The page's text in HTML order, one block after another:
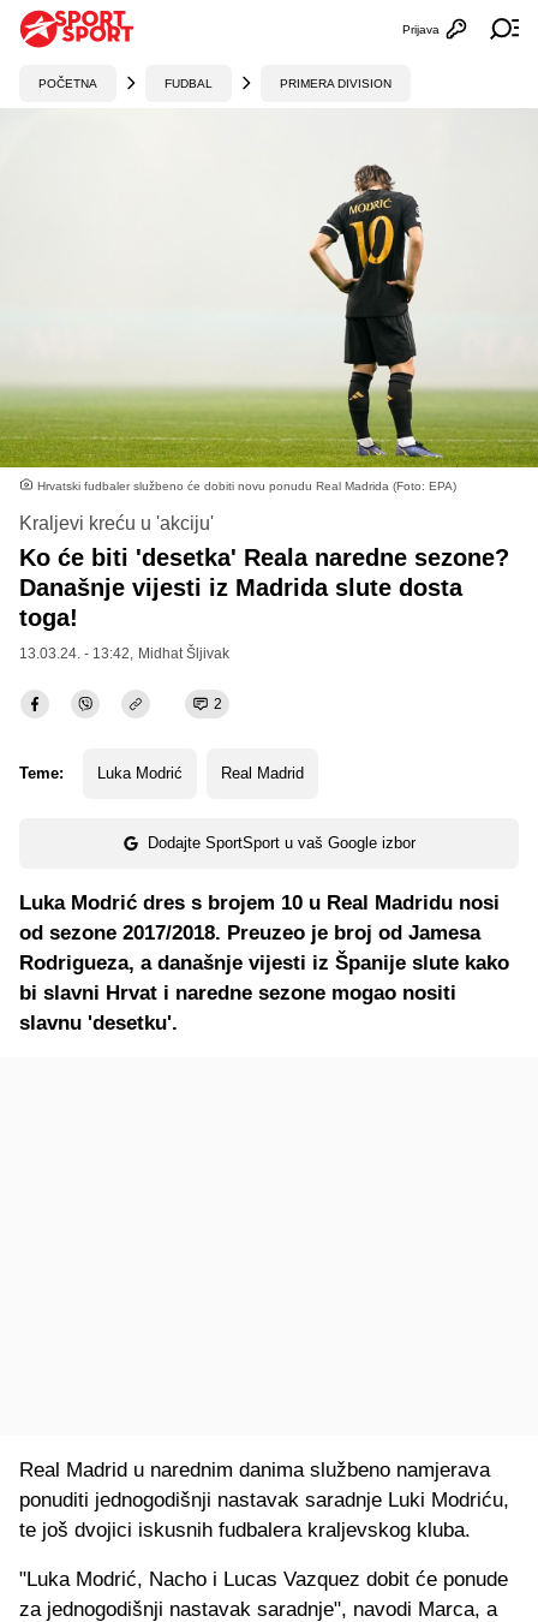
Otvori
Prijava
POČETNA FUDBAL PRIMERA DIVISION
Hrvatski fudbaler službeno će dobiti novu ponudu Real Madrida (Foto: EPA)
Kraljevi kreću u 'akciju'
Ko će biti 'desetka' Reala naredne sezone?
Današnje vijesti iz Madrida slute dosta
toga!
13.03.24. - 13:42, Midhat Šljivak
2
Teme: Luka Modrić Real Madrid
Dodajte SportSport u vaš Google izbor
Luka Modrić dres s brojem 10 u Real Madridu nosi
od sezone 2017/2018. Preuzeo je broj od Jamesa
Rodrigueza, a današnje vijesti iz Španije slute kako
bi slavni Hrvat i naredne sezone mogao nositi
slavnu 'desetku'.
Real Madrid u narednim danima službeno namjerava
ponuditi jednogodišnji nastavak saradnje Luki Modriću,
te još dvojici iskusnih fudbalera kraljevskog kluba.
"Luka Modrić, Nacho i Lucas Vazquez dobit će ponude
za jednogodišnji nastavak saradnje", navodi Marca, a